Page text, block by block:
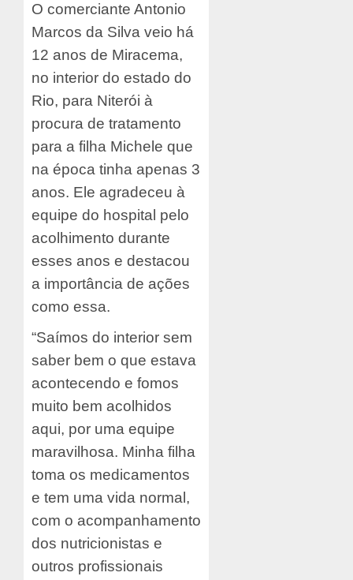
O comerciante Antonio
Marcos da Silva veio há
12 anos de Miracema,
no interior do estado do
Rio, para Niterói à
procura de tratamento
para a filha Michele que
na época tinha apenas 3
anos. Ele agradeceu à
equipe do hospital pelo
acolhimento durante
esses anos e destacou
a importância de ações
como essa.
“Saímos do interior sem
saber bem o que estava
acontecendo e fomos
muito bem acolhidos
aqui, por uma equipe
maravilhosa. Minha filha
toma os medicamentos
e tem uma vida normal,
com o acompanhamento
dos nutricionistas e
outros profissionais